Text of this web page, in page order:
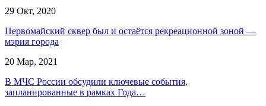
29 Окт, 2020
Первомайский сквер был и остаётся рекреационной зоной —
мэрия города
20 Мар, 2021
В МЧС России обсудили ключевые события,
запланированные в рамках Года…